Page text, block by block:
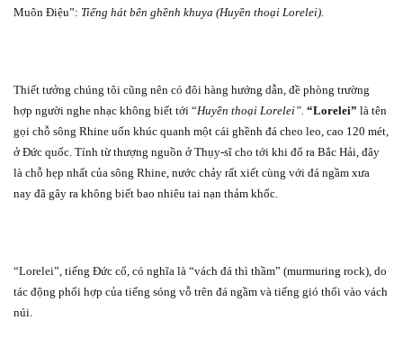
Muôn Điệu”: Tiếng hát bên ghềnh khuya (Huyền thoại Lorelei).
Thiết tưởng chúng tôi cũng nên có đôi hàng hướng dẫn, đề phòng trường
hợp người nghe nhạc không biết tới “Huyền thoại Lorelei”. “Lorelei” là tên
gọi chỗ sông Rhine uốn khúc quanh một cái ghềnh đá cheo leo, cao 120 mét,
ở Đức quốc. Tính từ thượng nguồn ở Thụy-sĩ cho tới khi đổ ra Bắc Hải, đây
là chỗ hẹp nhất của sông Rhine, nước chảy rất xiết cùng với đá ngầm xưa
nay đã gây ra không biết bao nhiêu tai nạn thảm khốc.
“Lorelei”, tiếng Đức cổ, có nghĩa là “vách đá thì thầm” (murmuring rock), do
tác động phối hợp của tiếng sóng vỗ trên đá ngầm và tiếng gió thổi vào vách
núi.